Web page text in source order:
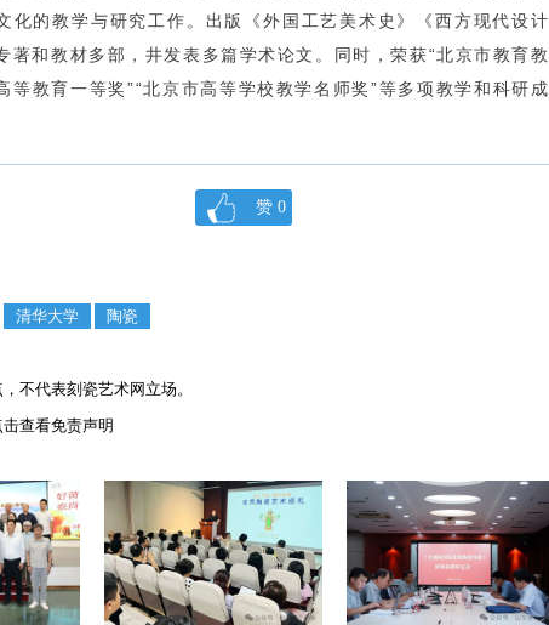
化的教学与研究工作。出版《外国工艺美术史》《西方现代设计
著和教材多部，井发表多篇学术论文。同时，荣获“北京市教育教
等教育一等奖”“北京市高等学校教学名师奖”等多项教学和科研成
赞 0
清华大学 陶瓷
不代表刻瓷艺术网立场。
击查看免责声明